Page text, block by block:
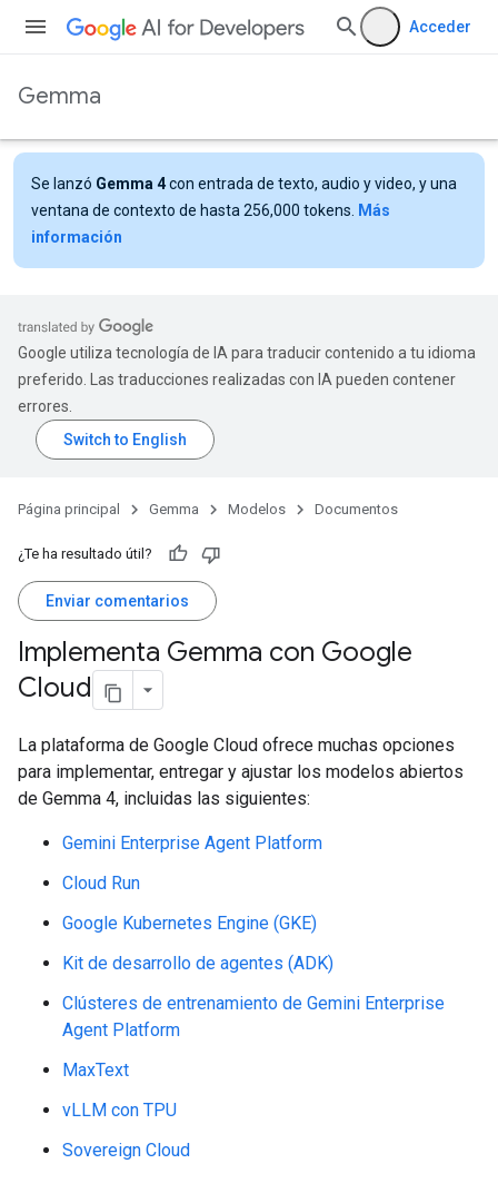
Acceder
Gemma
Se lanzó Gemma 4con entrada de texto, audio y video, y una
ventana de contexto de hasta 256,000 tokens.
Más
información
Google utiliza tecnología de IA para traducir contenido a tu idioma
preferido. Las traducciones realizadas con IA pueden contener
errores.
Página principal Gemma Modelos Documentos
¿Te ha resultado útil?
Enviar comentarios
Implementa Gemma con Google
Cloud
La plataforma de Google Cloud ofrece muchas opciones
para implementar, entregar y ajustar los modelos abiertos
de Gemma 4, incluidas las siguientes:
Gemini Enterprise Agent Platform
Cloud Run
Google Kubernetes Engine (GKE)
Kit de desarrollo de agentes (ADK)
Clústeres de entrenamiento de Gemini Enterprise
Agent Platform
MaxText
vLLM con TPU
Sovereign Cloud